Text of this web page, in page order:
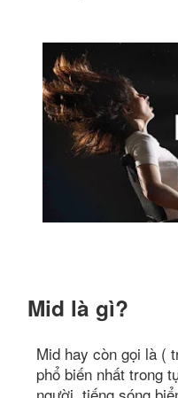
Mid là gì?
Mid hay còn gọi là (
phổ biến nhất trong